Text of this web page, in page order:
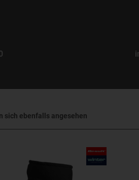
sich ebenfalls angesehen